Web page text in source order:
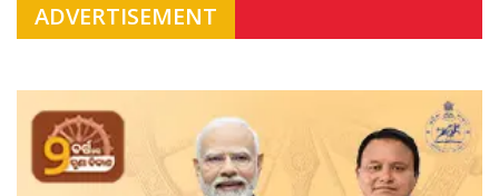
ADVERTISEMENT